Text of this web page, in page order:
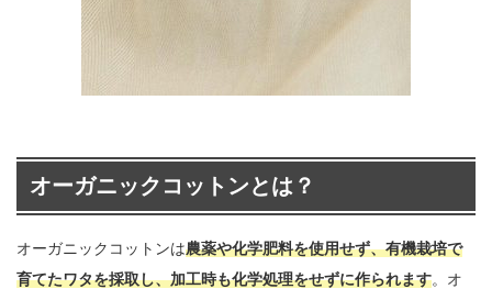
オーガニックコットンとは？
オーガニックコットンは農薬や化学肥料を使用せず、有機栽培で
育てたワタを採取し、加工時も化学処理をせずに作られます。オ